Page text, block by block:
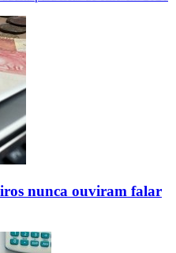
nunca ouviram falar